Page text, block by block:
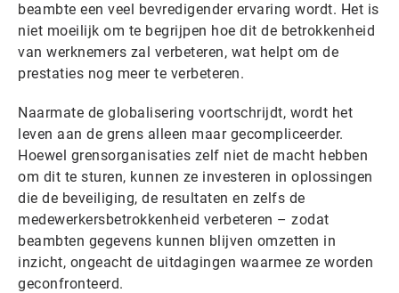
beambte een veel bevredigender ervaring wordt. Het is
niet moeilijk om te begrijpen hoe dit de betrokkenheid
van werknemers zal verbeteren, wat helpt om de
prestaties nog meer te verbeteren.
Naarmate de globalisering voortschrijdt, wordt het
leven aan de grens alleen maar gecompliceerder.
Hoewel grensorganisaties zelf niet de macht hebben
om dit te sturen, kunnen ze investeren in oplossingen
die de beveiliging, de resultaten en zelfs de
medewerkersbetrokkenheid verbeteren – zodat
beambten gegevens kunnen blijven omzetten in
inzicht, ongeacht de uitdagingen waarmee ze worden
geconfronteerd.